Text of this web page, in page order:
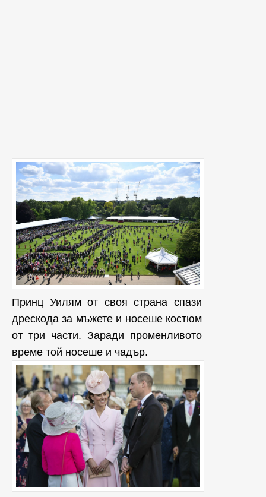
Принц Уилям от своя страна спази
дрескода за мъжете и носеше костюм
от три части. Заради променливото
време той носеше и чадър.